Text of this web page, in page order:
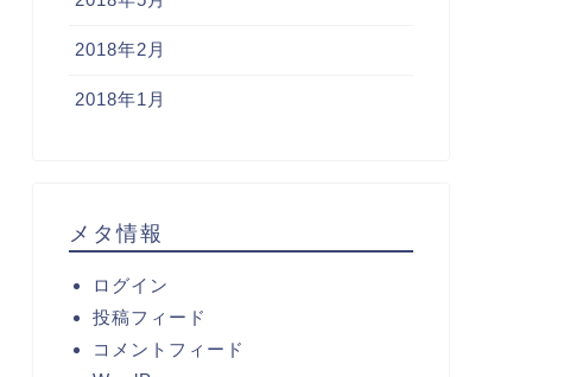
2018年2月
2018年1月
メタ情報
ログイン
投稿フィード
コメントフィード